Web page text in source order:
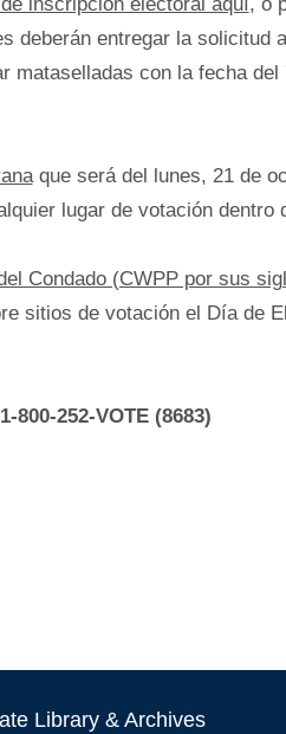
inscripción electoral aquí, o
deberán entregar la solicitud
con la fecha del
que será del lunes, 21 de
lugar de votación dentro
Condado (CWPP por sus
sitios de votación el Día de
1-800-252-VOTE (8683)
Library & Archives